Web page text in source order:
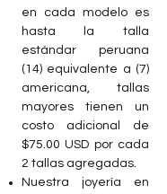
en cada modelo es
hasta la talla
estándar peruana
(14) equivalente a (7)
americana, tallas
mayores tienen un
costo adicional de
$75.00 USD por cada
2 tallas agregadas.
Nuestra joyería en